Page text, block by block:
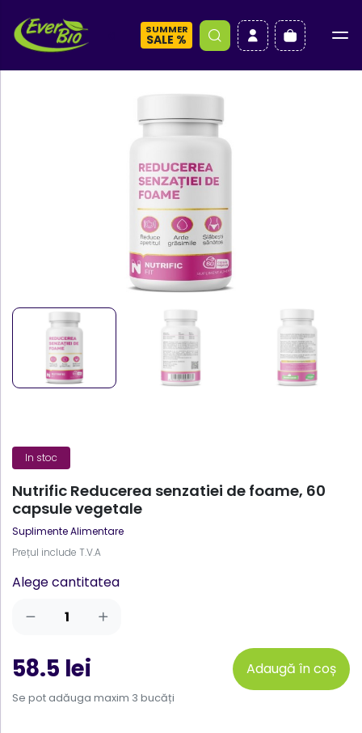
SUMMER
SALE %
In stoc
Nutrific Reducerea senzatiei de foame, 60
capsule vegetale
Suplimente Alimentare
Prețul include T.V.A
Alege cantitatea
58.5 lei Adaugă în coș
Se pot adăuga maxim 3 bucăți